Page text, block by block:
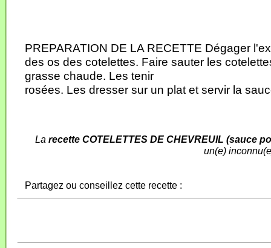
PREPARATION DE LA RECETTE Dégager
des os des cotelettes. Faire sauter les
grasse chaude. Les tenir
rosées. Les dresser sur un plat et servir la
La recette COTELETTES DE CHEVREUIL (sauce
un(e)
Partagez ou conseillez cette recette :